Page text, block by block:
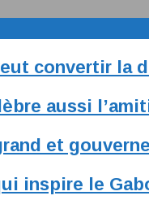
convertir la
aussi
et
inspire le